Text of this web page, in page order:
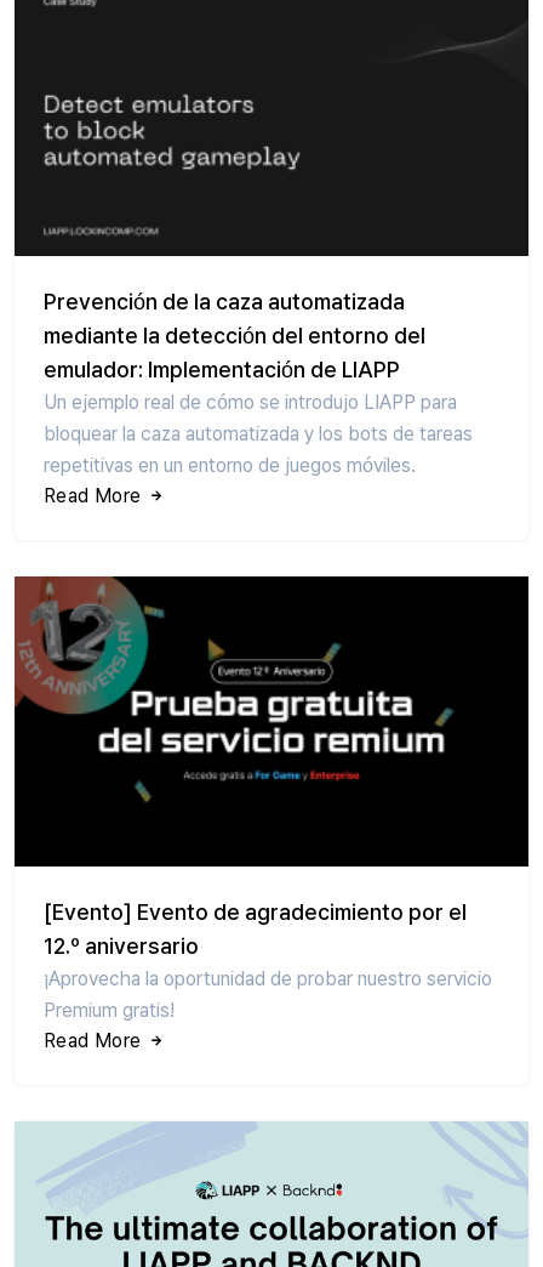
Prevención de la caza automatizada
mediante la detección del entorno del
emulador: Implementación de LIAPP
Un ejemplo real de cómo se introdujo LIAPP para
bloquear la caza automatizada y los bots de tareas
repetitivas en un entorno de juegos móviles.
Read More
[Evento] Evento de agradecimiento por el
12.º aniversario
¡Aprovecha la oportunidad de probar nuestro servicio
Premium gratis!
Read More